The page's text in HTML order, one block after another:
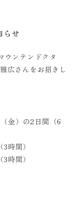
らせ
ウンテンドクタ
広さんをお招きし
金）の2日間（6
間）
間）